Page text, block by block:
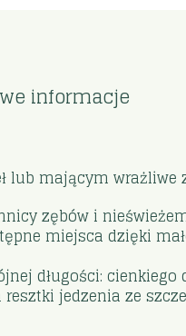
informacje
lub mającym wrażliwe
zębów i
miejsca dzięki
długości:
jedzenia ze